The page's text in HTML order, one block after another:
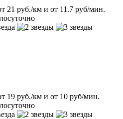
21 руб./км и от 11.7 руб/мин.
19 руб./км и от 10 руб/мин.